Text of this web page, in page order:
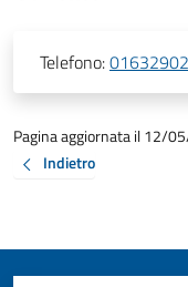
Telefono:
Pagina aggiornata il 12/
Indietro